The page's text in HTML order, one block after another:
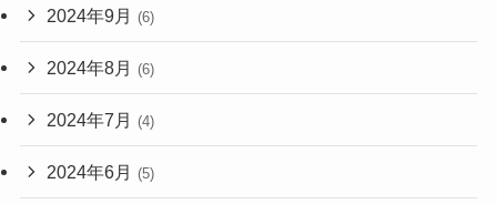
2024年9月 (6)
2024年8月 (6)
2024年7月 (4)
2024年6月 (5)